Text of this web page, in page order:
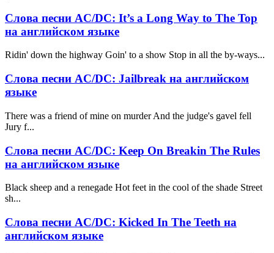
Слова песни AC/DC: It’s a Long Way to The Top
на английском языке
Ridin' down the highway Goin' to a show Stop in all the by-ways...
Слова песни AC/DC: Jailbreak на английском
языке
There was a friend of mine on murder And the judge's gavel fell
Jury f...
Слова песни AC/DC: Keep On Breakin The Rules
на английском языке
Black sheep and a renegade Hot feet in the cool of the shade Street
sh...
Слова песни AC/DC: Kicked In The Teeth на
английском языке